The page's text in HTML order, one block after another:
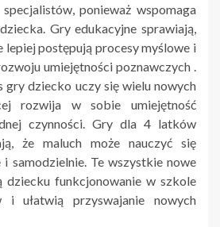
ponieważ wspomaga
Gry edukacyjne sprawiają,
lepiej postępują procesy myślowe i
umiejętności poznawczych .
gry dziecko uczy się wielu nowych
rozwija w sobie umiejętność
czynności. Gry dla 4 latków
że maluch może nauczyć się
samodzielnie. Te wszystkie nowe
dziecku funkcjonowanie w szkole
i ułatwią przyswajanie nowych